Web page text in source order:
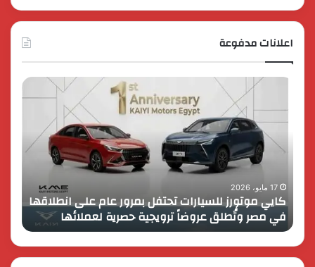
اعلانات مدفوعة
للسيارات
بمرور
انطلاقها
في
مصر
وتُطلق
عروضاً
ترويجية
17 مايو، 2026
كايي موتورز للسيارات تحتفل بمرور عام على انطلاقها
في مصر وتُطلق عروضاً ترويجية حصرية لعملائها
إطلاق
جديدة